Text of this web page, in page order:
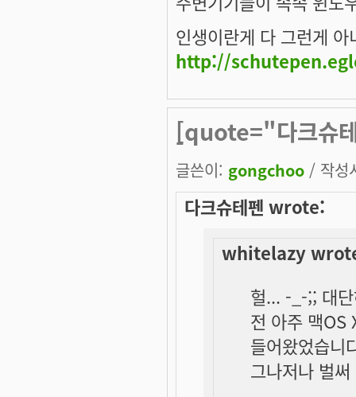
인생이란게 다 그런게
http://
[quote="다크
-
글쓴이: gongchoo / 작성
다크슈테펜 wrote:
whitelazy
헐... -_-;; 대
전 아주 맥OS
들어왔었습니
그나저나 벌